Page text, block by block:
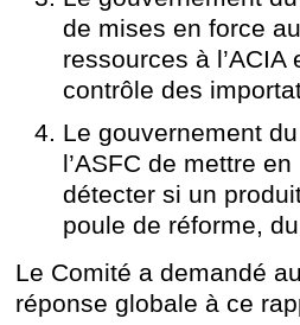
de mises en force
ressources à l’ACIA
contrôle des
Le gouvernement
l’ASFC de mettre
détecter si un
poule de réforme,
Le Comité a demandé
réponse globale à ce